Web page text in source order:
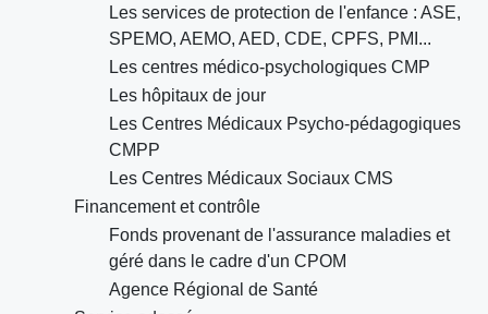
Les services de protection de l'enfance : ASE,
SPEMO, AEMO, AED, CDE, CPFS, PMI...
Les centres médico-psychologiques CMP
Les hôpitaux de jour
Les Centres Médicaux Psycho-pédagogiques
CMPP
Les Centres Médicaux Sociaux CMS
Financement et contrôle
Fonds provenant de l'assurance maladies et
géré dans le cadre d'un CPOM
Agence Régional de Santé